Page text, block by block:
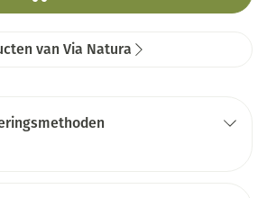
van Via Natura